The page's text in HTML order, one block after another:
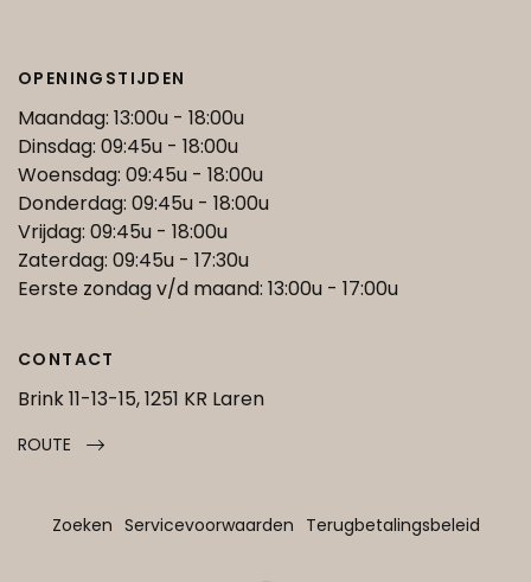
OPENINGSTIJDEN
Maandag: 13:00u - 18:00u
Dinsdag: 09:45u - 18:00u
Woensdag: 09:45u - 18:00u
Donderdag: 09:45u - 18:00u
Vrijdag: 09:45u - 18:00u
Zaterdag: 09:45u - 17:30u
Eerste zondag v/d maand: 13:00u - 17:00u
CONTACT
Brink 11-13-15, 1251 KR Laren
ROUTE
Zoeken Servicevoorwaarden Terugbetalingsbeleid